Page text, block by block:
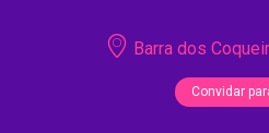
Barra dos
Convidar